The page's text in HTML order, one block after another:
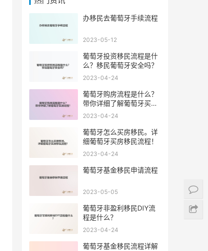
办移民去葡萄牙手续流程
2023-05-12
葡萄牙投资移民流程是什
么？移民葡萄牙安全吗？
2023-04-24
葡萄牙购房流程是什么？
带你详细了解葡萄牙买房
过程！
2023-04-24
葡萄牙怎么买房移民。详
细葡萄牙买房移民流程！
2023-04-24
葡萄牙基金移民申请流程
2023-05-05
葡萄牙非盈利移民DIY流
程是什么？
2023-04-24
葡萄牙基金移民流程详解